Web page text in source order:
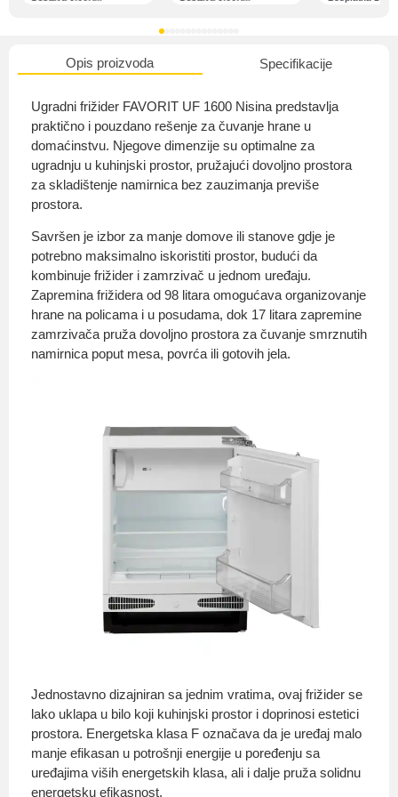
Opis proizvoda Specifikacije
Ugradni frižider FAVORIT UF 1600 Nisina predstavlja
praktično i pouzdano rešenje za čuvanje hrane u
domaćinstvu. Njegove dimenzije su optimalne za
ugradnju u kuhinjski prostor, pružajući dovoljno prostora
za skladištenje namirnica bez zauzimanja previše
prostora.
Savršen je izbor za manje domove ili stanove gdje je
potrebno maksimalno iskoristiti prostor, budući da
kombinuje frižider i zamrzivač u jednom uređaju.
Zapremina frižidera od 98 litara omogućava organizovanje
hrane na policama i u posudama, dok 17 litara zapremine
zamrzivača pruža dovoljno prostora za čuvanje smrznutih
namirnica poput mesa, povrća ili gotovih jela.
Jednostavno dizajniran sa jednim vratima, ovaj frižider se
lako uklapa u bilo koji kuhinjski prostor i doprinosi estetici
prostora. Energetska klasa F označava da je uređaj malo
manje efikasan u potrošnji energije u poređenju sa
uređajima viših energetskih klasa, ali i dalje pruža solidnu
energetsku efikasnost.
O nama
Privatnost kupca
Uvjeti i odredbe